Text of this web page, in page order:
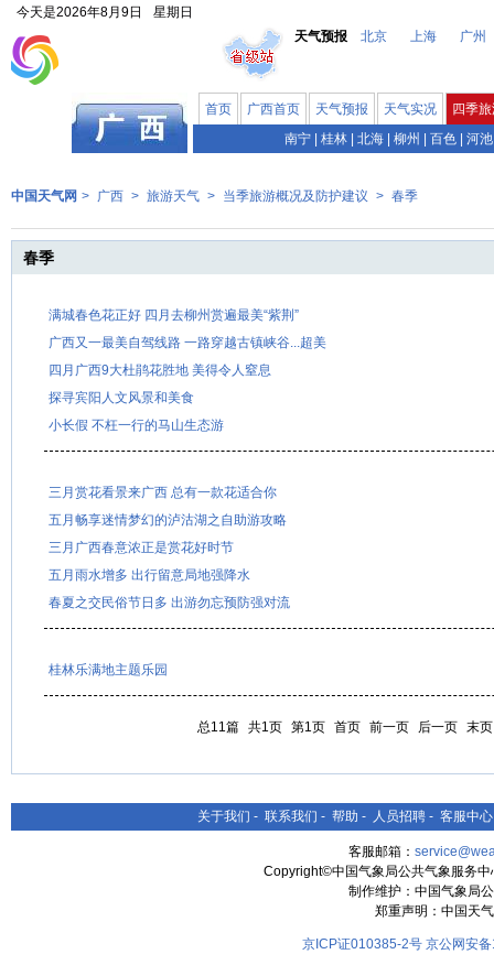
今天是2026年8月9日
星期日
天气预报
北京 上海 广州
首页 广西首页 天气预报 天气实况
四季
南宁
桂林 北海 柳州 百色 河池
中国天气网 > 广西 > 旅游天气 > 当季旅游概况及防护建议 > 春季
春季
满城春色花正好 四月去柳州赏遍最美“紫荆”
广西又一最美自驾线路 一路穿越古镇峡谷...超美
四月广西9大杜鹃花胜地 美得令人窒息
探寻宾阳人文风景和美食
小长假 不枉一行的马山生态游
三月赏花看景来广西 总有一款花适合你
五月畅享迷情梦幻的泸沽湖之自助游攻略
三月广西春意浓正是赏花好时节
五月雨水增多 出行留意局地强降水
春夏之交民俗节日多 出游勿忘预防强对流
桂林乐满地主题乐园
总11篇 共1页 第1页 首页 前一页 后一页 末页
关于我们 - 联系我们 - 帮助 - 人员招聘 - 客服中心
客服邮箱：
Copyright©中国气象局公共气象服务
制作维护：中国气象局
郑重声明：中国天
京ICP证010385-2号 京公网安